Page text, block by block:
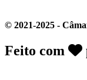
© 2021-2025 -
Feito com